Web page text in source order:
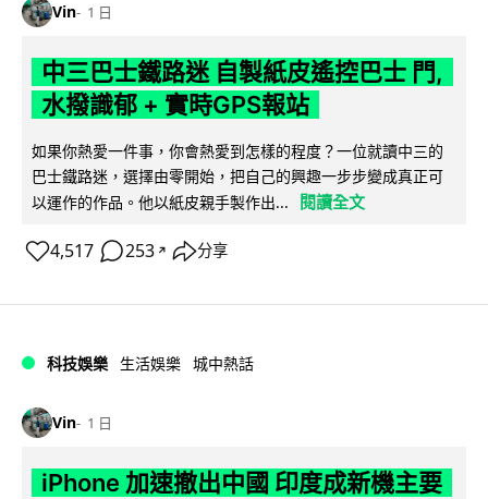
Vin 1 日
中三巴士鐵路迷 自製紙皮遙控巴士 門,
水撥識郁 + 實時GPS報站
如果你熱愛一件事，你會熱愛到怎樣的程度？一位就讀中三的
巴士鐵路迷，選擇由零開始，把自己的興趣一步步變成真正可
以運作的作品。他以紙皮親手製作出...
閱讀全文
4,517 253 ↗ 分享
科技娛樂 生活娛樂 城中熱話
Vin 1 日
iPhone 加速撤出中國 印度成新機主要